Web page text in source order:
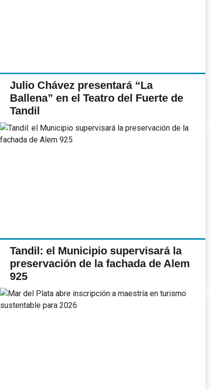
Julio Chávez presentará “La
Ballena” en el Teatro del Fuerte de
Tandil
Tandil: el Municipio supervisará la
preservación de la fachada de Alem
925